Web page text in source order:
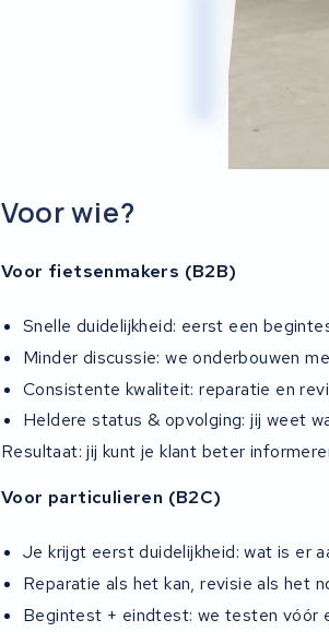
Voor wie?
Voor fietsenmakers (B2B)
Snelle duidelijkheid: eerst een
Minder discussie: we onderbouwen
Consistente kwaliteit: reparatie en
Heldere status & opvolging: jij weet
Resultaat: jij kunt je klant beter
Voor particulieren (B2C)
Je krijgt eerst duidelijkheid: wat is er
Reparatie als het kan, revisie als het
Begintest + eindtest: we testen vóór